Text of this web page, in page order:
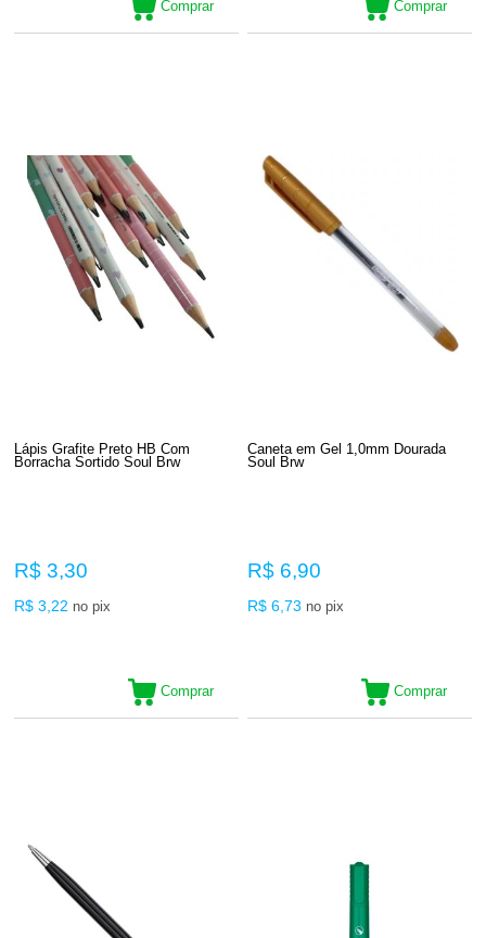
Comprar Comprar
Lápis Grafite Preto HB Com
Borracha Sortido Soul Brw
R$ 3,30
R$ 3,22 no pix
Comprar
Caneta em Gel 1,0mm Dourada
Soul Brw
R$ 6,90
R$ 6,73 no pix
Comprar